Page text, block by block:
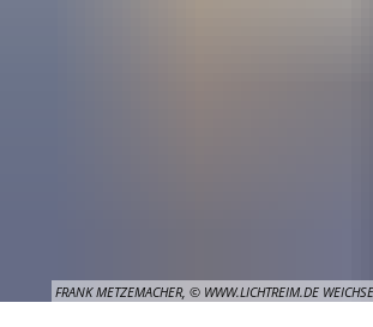
FRANK METZEMACHER, © WWW.LICHTREIM.DE